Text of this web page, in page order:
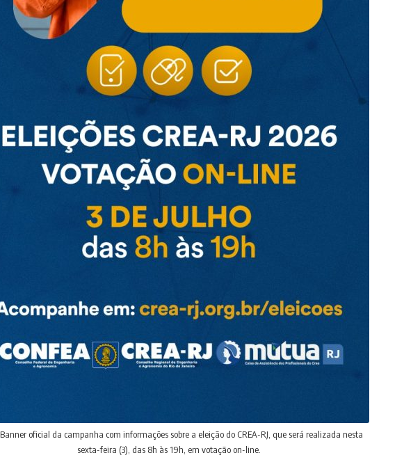
Banner oficial da campanha com informações sobre a eleição do CREA-RJ, que será realizada nesta
sexta-feira (3), das 8h às 19h, em votação on-line.